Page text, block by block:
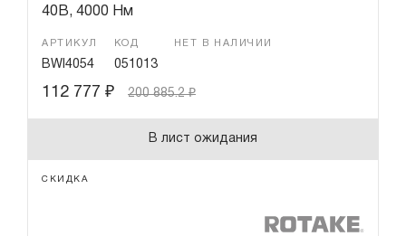
40В, 4000 Нм
АРТИКУЛ
BWI4054
КОД
051013
НЕТ В НАЛИЧИИ
112 777 ₽ 200 885.2₽
В лист ожидания
СКИДКА